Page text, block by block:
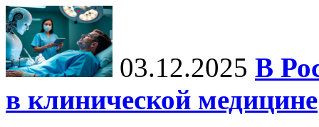
03.12.2025 В
в клинической медицине